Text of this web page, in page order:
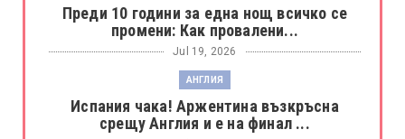
Преди 10 години за една нощ всичко се
промени: Как провалени...
Jul 19, 2026
АНГЛИЯ
Испания чака! Аржентина възкръсна
срещу Англия и е на финал ...